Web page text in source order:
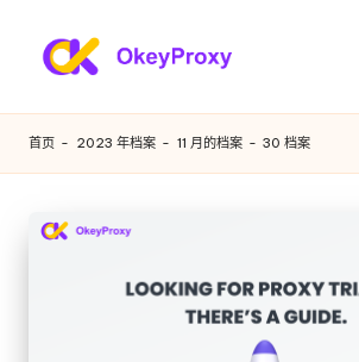
满
足
您
各
能
的
首页 - 2023 年档案 - 11 月的档案 - 30 档案